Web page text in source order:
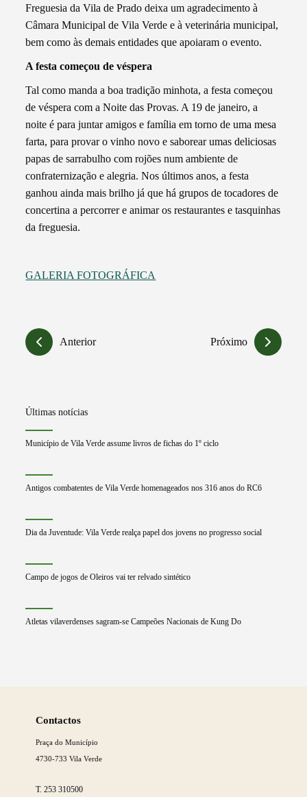
Freguesia da Vila de Prado deixa um agradecimento à
Câmara Municipal de Vila Verde e à veterinária municipal,
bem como às demais entidades que apoiaram o evento.
A festa começou de véspera
Tal como manda a boa tradição minhota, a festa começou
de véspera com a Noite das Provas. A 19 de janeiro, a
noite é para juntar amigos e família em torno de uma mesa
farta, para provar o vinho novo e saborear umas deliciosas
papas de sarrabulho com rojões num ambiente de
confraternização e alegria. Nos últimos anos, a festa
ganhou ainda mais brilho já que há grupos de tocadores de
concertina a percorrer e animar os restaurantes e tasquinhas
da freguesia.
GALERIA FOTOGRÁFICA
Anterior Próximo
Últimas notícias
Município de Vila Verde assume livros de fichas do 1º ciclo
Antigos combatentes de Vila Verde homenageados nos 316 anos do RC6
Dia da Juventude: Vila Verde realça papel dos jovens no progresso social
Campo de jogos de Oleiros vai ter relvado sintético
Atletas vilaverdenses sagram-se Campeões Nacionais de Kung Do
Contactos
Praça do Município
4730-733 Vila Verde
T.253 310500